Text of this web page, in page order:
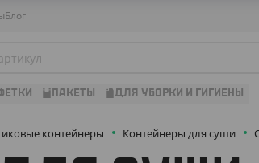
Блог
ПАКЕТЫ ДЛЯ УБОРКИ И ГИГИЕНЫ
контейнеры Контейнеры для суши